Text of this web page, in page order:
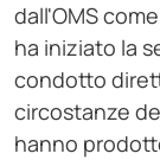
dall'OMS
ha iniziato la
condotto
circostanze
hanno